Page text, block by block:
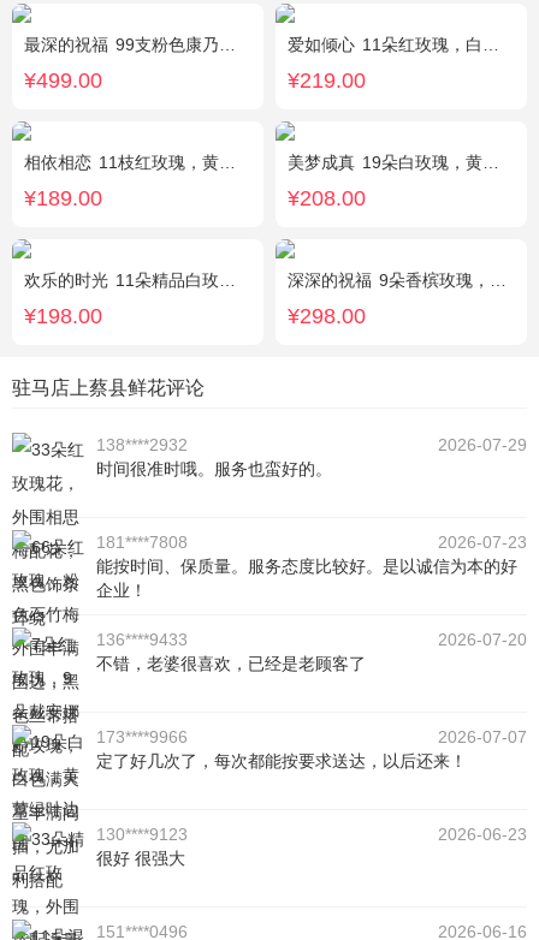
最深的祝福 99支粉色康乃馨，搭配绿叶、黄莺。
¥499.00
爱如倾心 11朵红玫瑰，白色满天星间插，一条灯带，一对小熊、黄莺或尤加利叶搭配
¥219.00
相依相恋 11枝红玫瑰，黄莺、满天星适量点缀，另加2只可爱小熊公仔。(小熊以实物为准)
¥189.00
美梦成真 19朵白玫瑰，黄莺绿叶边围
¥208.00
欢乐的时光 11朵精品白玫瑰，搭配适量黄莺，随机赠送1只可爱小熊。
¥198.00
深深的祝福 9朵香槟玫瑰，3支向日葵、香槟色桔梗、洋甘菊、尤加利
¥298.00
驻马店上蔡县鲜花评论
138****2932
2026-07-29
时间很准时哦。服务也蛮好的。
181****7808
2026-07-23
能按时间、保质量。服务态度比较好。是以诚信为本的好
企业！
136****9433
2026-07-20
不错，老婆很喜欢，已经是老顾客了
173****9966
2026-07-07
定了好几次了，每次都能按要求送达，以后还来！
130****9123
2026-06-23
很好 很强大
151****0496
2026-06-16